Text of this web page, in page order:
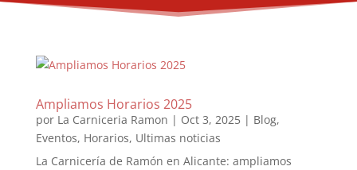
Ampliamos Horarios 2025
por La Carniceria Ramon | Oct 3, 2025| Blog,
Eventos, Horarios, Ultimas noticias
La Carnicería de Ramón en Alicante: ampliamos